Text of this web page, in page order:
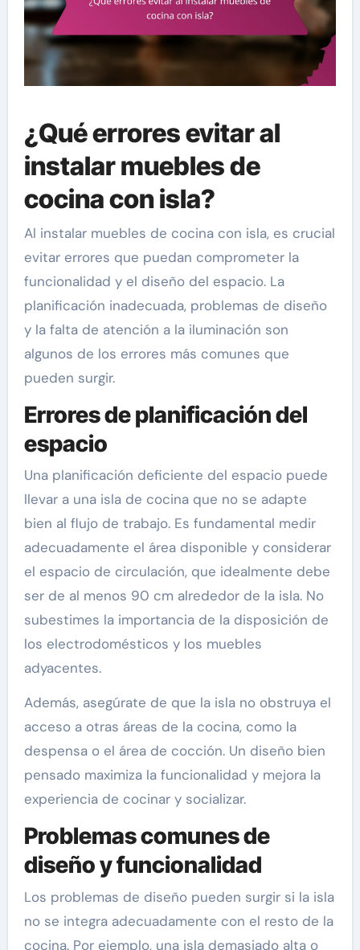
¿Qué errores evitar al
instalar muebles de
cocina con isla?
Al instalar muebles de cocina con isla, es crucial
evitar errores que puedan comprometer la
funcionalidad y el diseño del espacio. La
planificación inadecuada, problemas de diseño
y la falta de atención a la iluminación son
algunos de los errores más comunes que
pueden surgir.
Errores de planificación del
espacio
Una planificación deficiente del espacio puede
llevar a una isla de cocina que no se adapte
bien al flujo de trabajo. Es fundamental medir
adecuadamente el área disponible y considerar
el espacio de circulación, que idealmente debe
ser de al menos 90 cm alrededor de la isla. No
subestimes la importancia de la disposición de
los electrodomésticos y los muebles
adyacentes.
Además, asegúrate de que la isla no obstruya el
acceso a otras áreas de la cocina, como la
despensa o el área de cocción. Un diseño bien
pensado maximiza la funcionalidad y mejora la
experiencia de cocinar y socializar.
Problemas comunes de
diseño y funcionalidad
Los problemas de diseño pueden surgir si la isla
no se integra adecuadamente con el resto de la
cocina. Por ejemplo, una isla demasiado alta o